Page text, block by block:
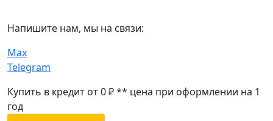
Напишите нам, мы на связи:
Max
Telegram
Купить в кредит от 0 ₽** цена при оформлении на 1
год